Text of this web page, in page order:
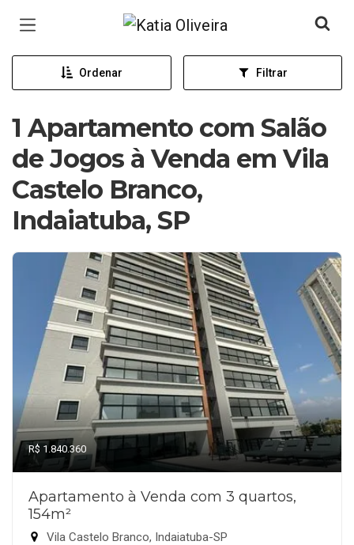
Página inicial
Ordenar Filtrar
1 Apartamento com Salão
de Jogos à Venda em Vila
Castelo Branco,
Indaiatuba, SP
R$ 1.840.360
Apartamento à Venda com 3 quartos,
154m²
Vila Castelo Branco, Indaiatuba-SP